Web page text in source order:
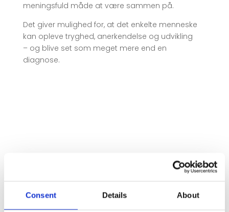
Consent Details About
meningsfuld måde at være sammen på.
Det giver mulighed for, at det enkelte menneske
kan opleve tryghed, anerkendelse og udvikling
– og blive set som meget mere end en
diagnose.